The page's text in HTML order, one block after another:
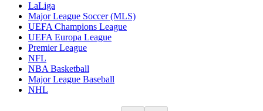
LaLiga
Major League Soccer (MLS)
UEFA Champions League
UEFA Europa League
Premier League
NFL
NBA Basketball
Major League Baseball
NHL